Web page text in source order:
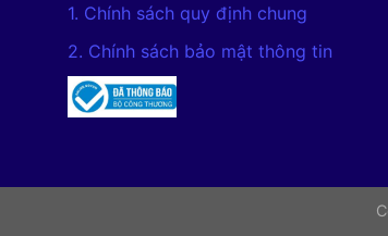
1. Chính sách quy định chung
2. Chính sách bảo mật thông tin